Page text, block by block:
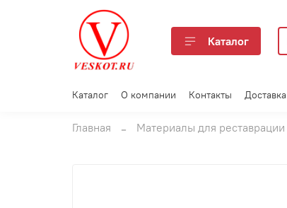
Каталог
Каталог О компании Контакты Доставка
Главная Материалы для реставрации